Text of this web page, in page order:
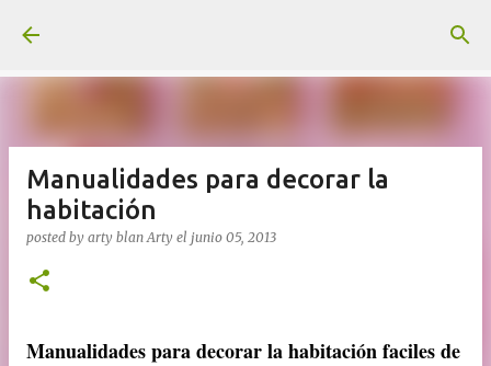
Manualidades para decorar la
habitación
posted by arty blanArty el junio 05, 2013
Manualidades para decorar la habitación faciles de